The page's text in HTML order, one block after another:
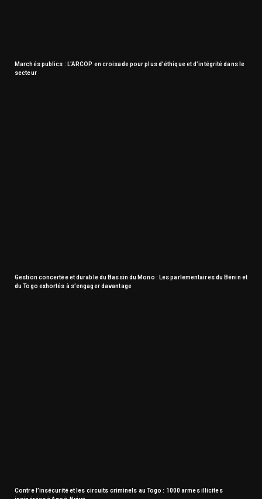
Marchés publics : L’ARCOP en croisade pour plus d’éthique et d’intégrité dans le
secteur
Gestion concertée et durable du Bassin du Mono : Les parlementaires du Bénin et
du Togo exhortés à s’engager davantage
Contre l’insécurité et les circuits criminels au Togo : 1000 armes illicites